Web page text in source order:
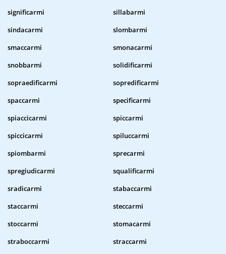
significarmi
sillabarmi
sindacarmi
slombarmi
smaccarmi
smonacarmi
snobbarmi
solidificarmi
sopraedificarmi
sopredificarmi
spaccarmi
specificarmi
spiaccicarmi
spiccarmi
spiccicarmi
spiluccarmi
spiombarmi
sprecarmi
spregiudicarmi
squalificarmi
sradicarmi
stabaccarmi
staccarmi
steccarmi
stoccarmi
stomacarmi
straboccarmi
straccarmi